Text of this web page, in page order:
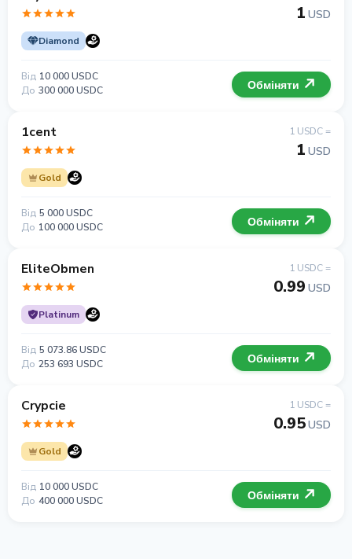
Diamond
1 USD
Від 10 000 USDC
До 300 000 USDC Обміняти
1cent
Gold
1 USDC =
1 USD
Від 5 000 USDC
До 100 000 USDC Обміняти
EliteObmen
Platinum
1 USDC =
0.99 USD
Від 5 073.86 USDC
До 253 693 USDC Обміняти
Crypcie
Gold
1 USDC =
0.95USD
Від 10 000 USDC
До 400 000 USDC Обміняти